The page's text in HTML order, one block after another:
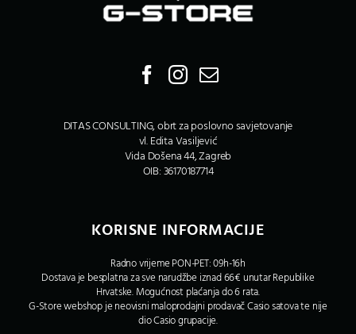
DITAS CONSULTING, obrt za poslovno savjetovanje
vl. Edita Vasiljević
Vida Došena 44, Zagreb
OIB: 36170187714
KORISNE INFORMACIJE
Radno vrijeme PON-PET: 09h-16h
Dostava je besplatna za sve narudžbe iznad 66€ unutar Republike
Hrvatske. Mogućnost plaćanja do 6 rata.
G-Store webshop je neovisni maloprodajni prodavač Casio satova te nije
dio Casio grupacije.